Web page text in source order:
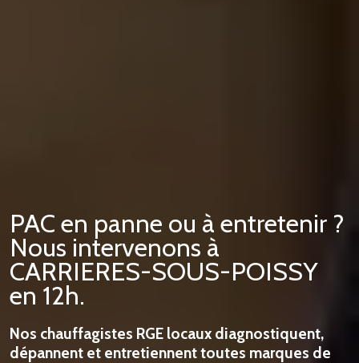
PAC en panne ou à entretenir ?
Nous intervenons à
CARRIERES-SOUS-POISSY
en 12h.
Nos chauffagistes RGE locaux diagnostiquent,
dépannent et entretiennent toutes marques de